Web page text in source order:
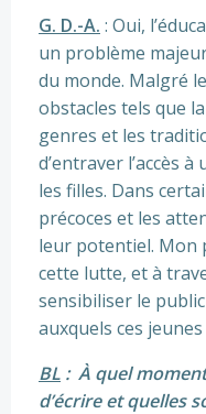
G. D.-A. : Oui,
un problème
du monde. Malgré
obstacles tels que
genres et les
d’entraver l’accès
les filles. Dans
précoces et les
leur potentiel. Mon
cette lutte, et à
sensibiliser le
auxquels ces
BL : À quel
d’écrire et quelles